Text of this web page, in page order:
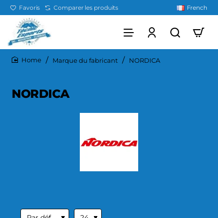
Favoris Comparer les produits French
Marque du fabricant NORDICA
NORDICA